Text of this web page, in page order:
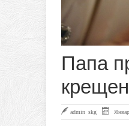
Папа
admin skg